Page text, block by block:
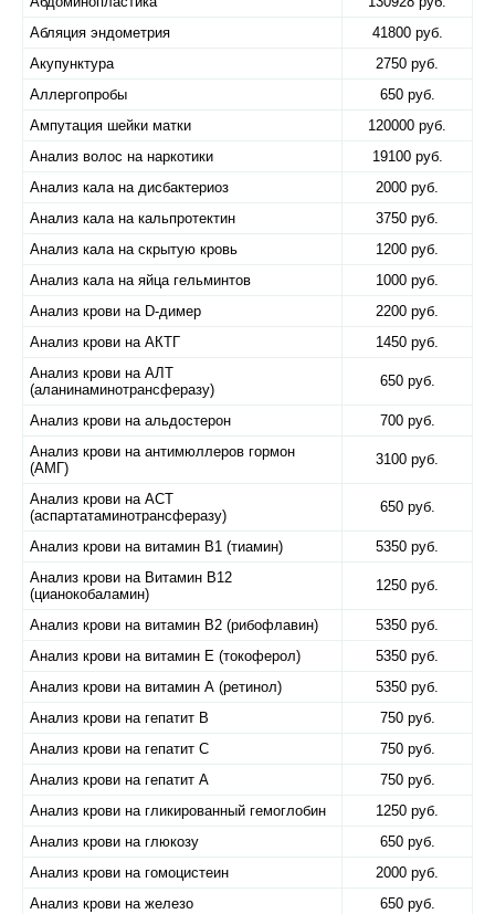
Абляция эндометрия
41800 руб.
Акупунктура
2750 руб.
Аллергопробы
650 руб.
Ампутация шейки матки
120000 руб.
Анализ волос на наркотики
19100 руб.
Анализ кала на дисбактериоз
2000 руб.
Анализ кала на кальпротектин
3750 руб.
Анализ кала на скрытую кровь
1200 руб.
Анализ кала на яйца гельминтов
1000 руб.
Анализ крови на D-димер
2200 руб.
Анализ крови на АКТГ
1450 руб.
Анализ крови на АЛТ
(аланинаминотрансферазу)
650 руб.
Анализ крови на альдостерон
700 руб.
Анализ крови на антимюллеров гормон
(АМГ)
3100 руб.
Анализ крови на АСТ
(аспартатаминотрансферазу)
650 руб.
Анализ крови на витамин B1 (тиамин)
5350 руб.
Анализ крови на Витамин B12
(цианокобаламин)
1250 руб.
Анализ крови на витамин B2 (рибофлавин)
5350 руб.
Анализ крови на витамин E (токоферол)
5350 руб.
Анализ крови на витамин А (ретинол)
5350 руб.
Анализ крови на гепатит B
750 руб.
Анализ крови на гепатит C
750 руб.
Анализ крови на гепатит А
750 руб.
Анализ крови на гликированный гемоглобин
1250 руб.
Анализ крови на глюкозу
650 руб.
Анализ крови на гомоцистеин
2000 руб.
Анализ крови на железо
650 руб.